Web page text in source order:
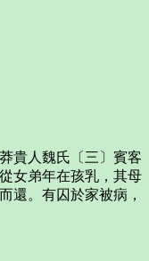
貴人魏氏〔三〕賓客
女弟年在孩乳，其母
還。有囚於家被病，